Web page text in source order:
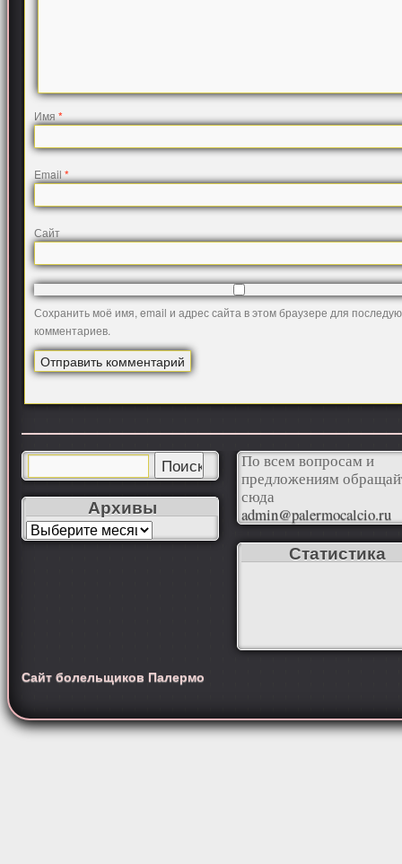
Имя*
Email*
Сайт
Сохранить моё имя, email и адрес сайта в этом браузере для
комментариев.
Архивы
По всем вопросам и
предложениям
сюда
admin@palermocalcio.ru
Статистика
Сайт болельщиков Палермо